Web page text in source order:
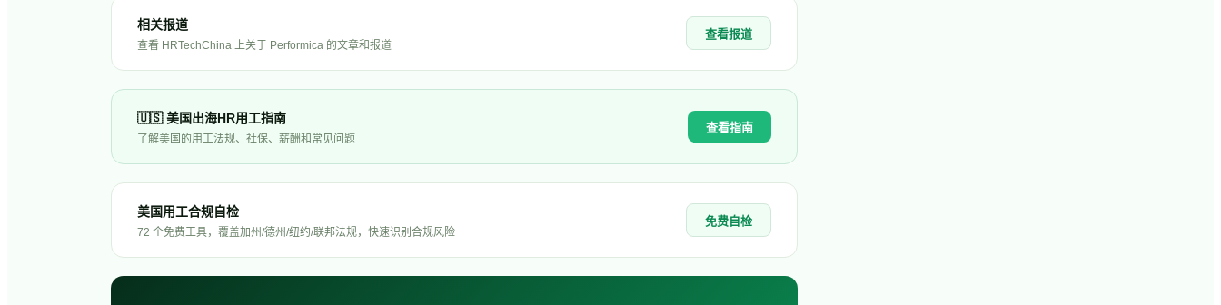
相关报道
查看 HRTechChina 上关于 Performica 的文章和报道
查看报道
🇺🇸 美国出海HR用工指南
了解美国 的用工法规、社保、薪酬和常见问题
查看指南
美国用工合规自检
72 个免费工具，覆盖加州/德州/纽约/联邦法规，快速识别合规风险
免费自检